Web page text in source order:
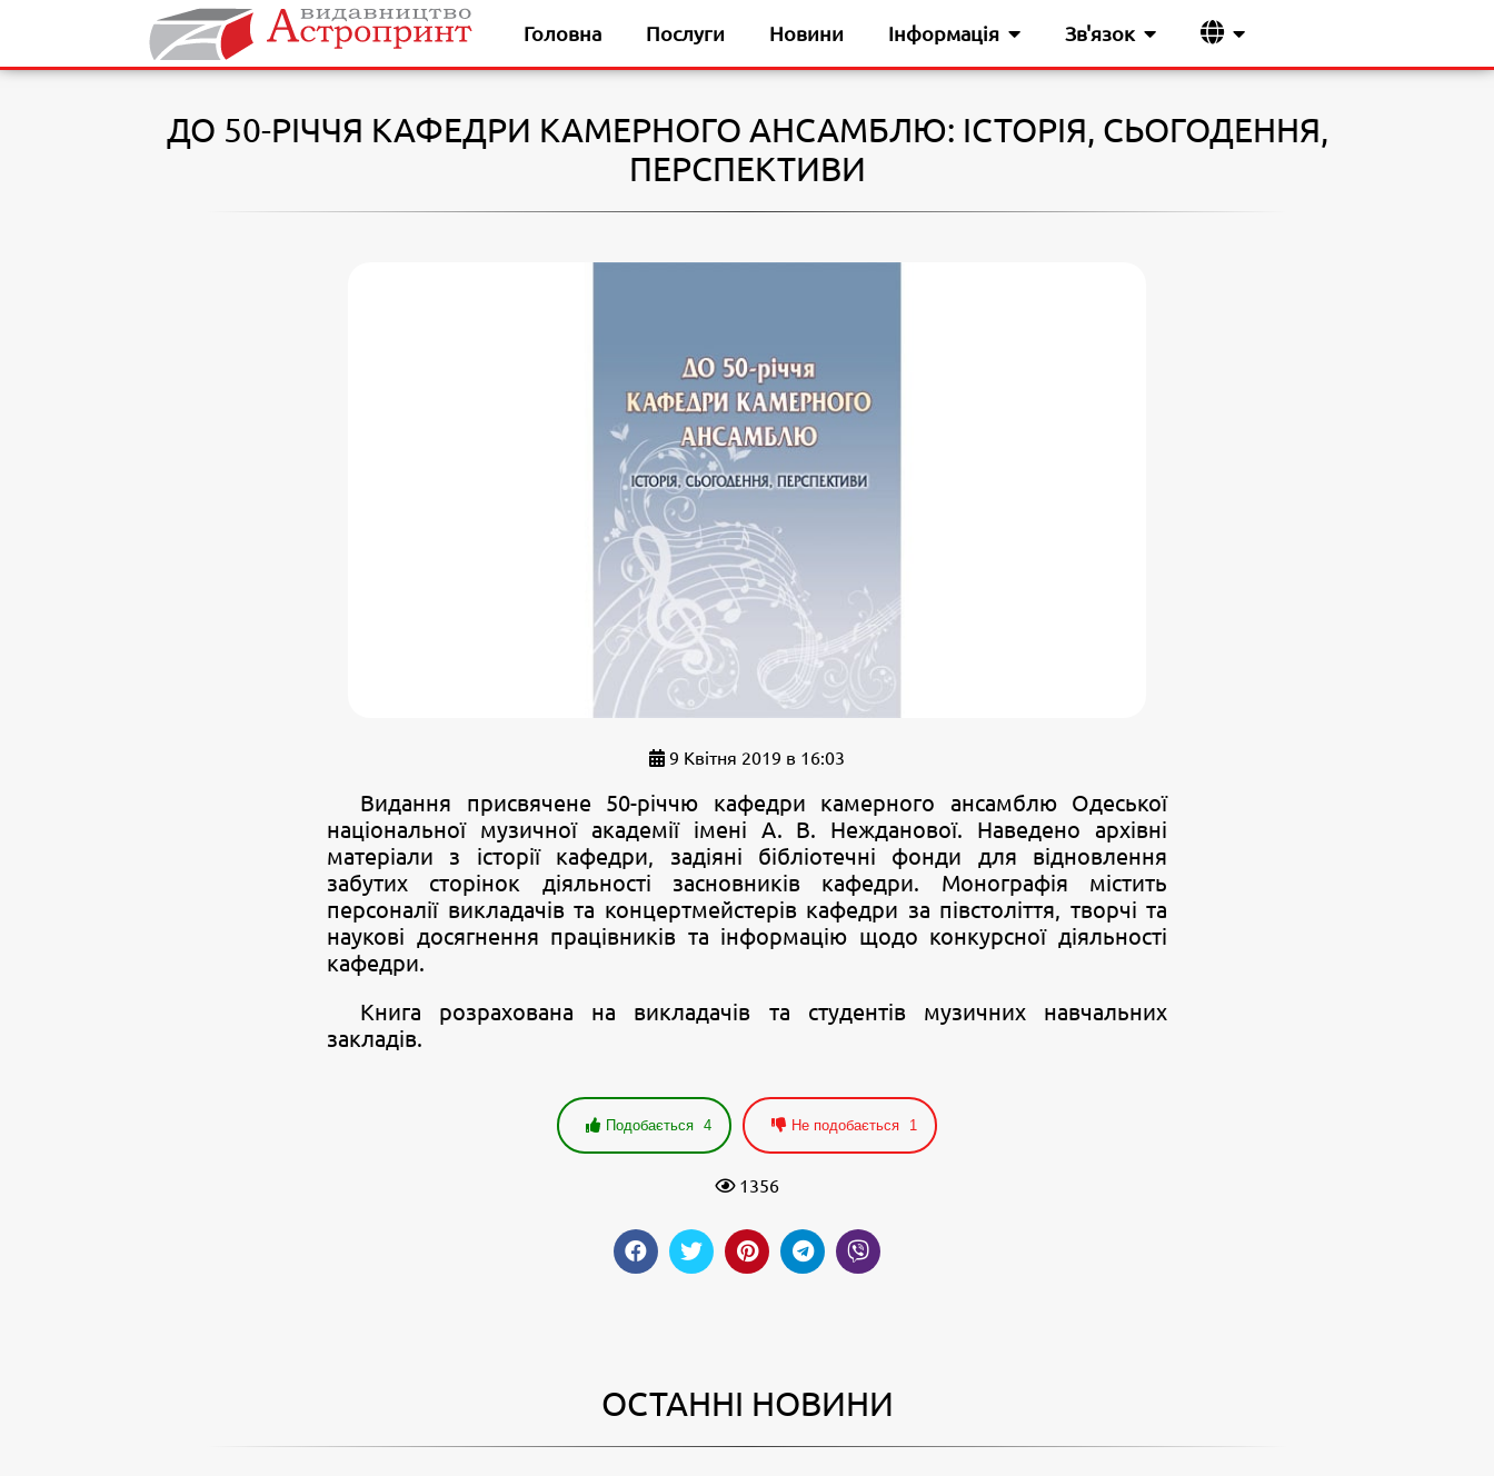
Головна Послуги Новини Інформація Зв'язок
ДО 50-РІЧЧЯ КАФЕДРИ КАМЕРНОГО АНСАМБЛЮ: ІСТОРІЯ, СЬОГОДЕННЯ,
ПЕРСПЕКТИВИ
9 Квітня 2019 в 16:03
Видання присвячене 50-річчю кафедри камерного ансамблю Одеської
національної музичної академії імені А. В. Нежданової. Наведено архівні
матеріали з історії кафедри, задіяні бібліотечні фонди для відновлення
забутих сторінок діяльності засновників кафедри. Монографія містить
персоналії викладачів та концертмейстерів кафедри за півстоліття, творчі та
наукові досягнення працівників та інформацію щодо конкурсної діяльності
кафедри.
Книга розрахована на викладачів та студентів музичних навчальних
закладів.
Подобається 4 Не подобається 1
1356
ОСТАННІ НОВИНИ